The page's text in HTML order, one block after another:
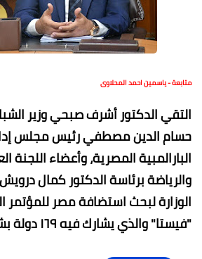
متابعة - ياسمين احمد المحلاوى
التقي الدكتور أشرف صبحي وزير
حسام الدين مصطفي رئيس مجلس
البارالمبية المصرية، وأعضاء اللجنة
والرياضة برئاسة الدكتور كمال
الوزارة لبحث استضافة مصر للمؤتمر
"فيستا" والذي يشارك فيه ١٦٩ دولة بشهر أكتوبر المقبل.